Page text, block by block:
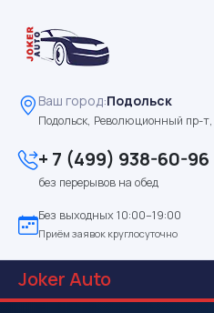
Ваш город:Подольск
Подольск, Революционный пр-
+ 7 (499) 938-60-96
без перерывов на обед
Без выходных 10:00–19:00
Приём заявок круглосуточно
JokerAuto